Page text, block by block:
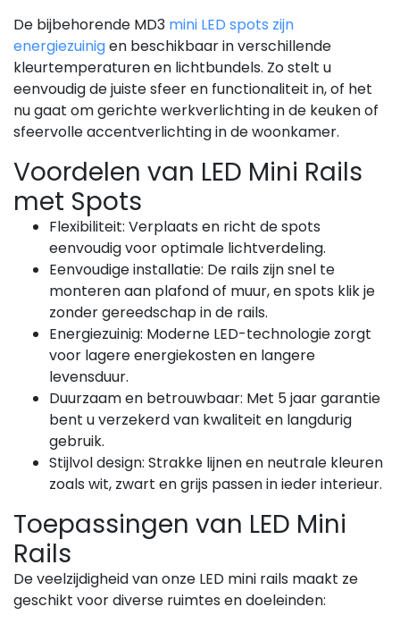
De bijbehorende MD3 mini LED spots zijn
energiezuinigen beschikbaar in verschillende
kleurtemperaturen en lichtbundels. Zo stelt u
eenvoudig de juiste sfeer en functionaliteit in, of het
nu gaat om gerichte werkverlichting in de keuken of
sfeervolle accentverlichting in de woonkamer.
Voordelen van LED Mini Rails
met Spots
Flexibiliteit: Verplaats en richt de spots
eenvoudig voor optimale lichtverdeling.
Eenvoudige installatie: De rails zijn snel te
monteren aan plafond of muur, en spots klik je
zonder gereedschap in de rails.
Energiezuinig: Moderne LED-technologie zorgt
voor lagere energiekosten en langere
levensduur.
Duurzaam en betrouwbaar: Met 5 jaar garantie
bent u verzekerd van kwaliteit en langdurig
gebruik.
Stijlvol design: Strakke lijnen en neutrale kleuren
zoals wit, zwart en grijs passen in ieder interieur.
Toepassingen van LED Mini
Rails
De veelzijdigheid van onze LED mini rails maakt ze
geschikt voor diverse ruimtes en doeleinden: